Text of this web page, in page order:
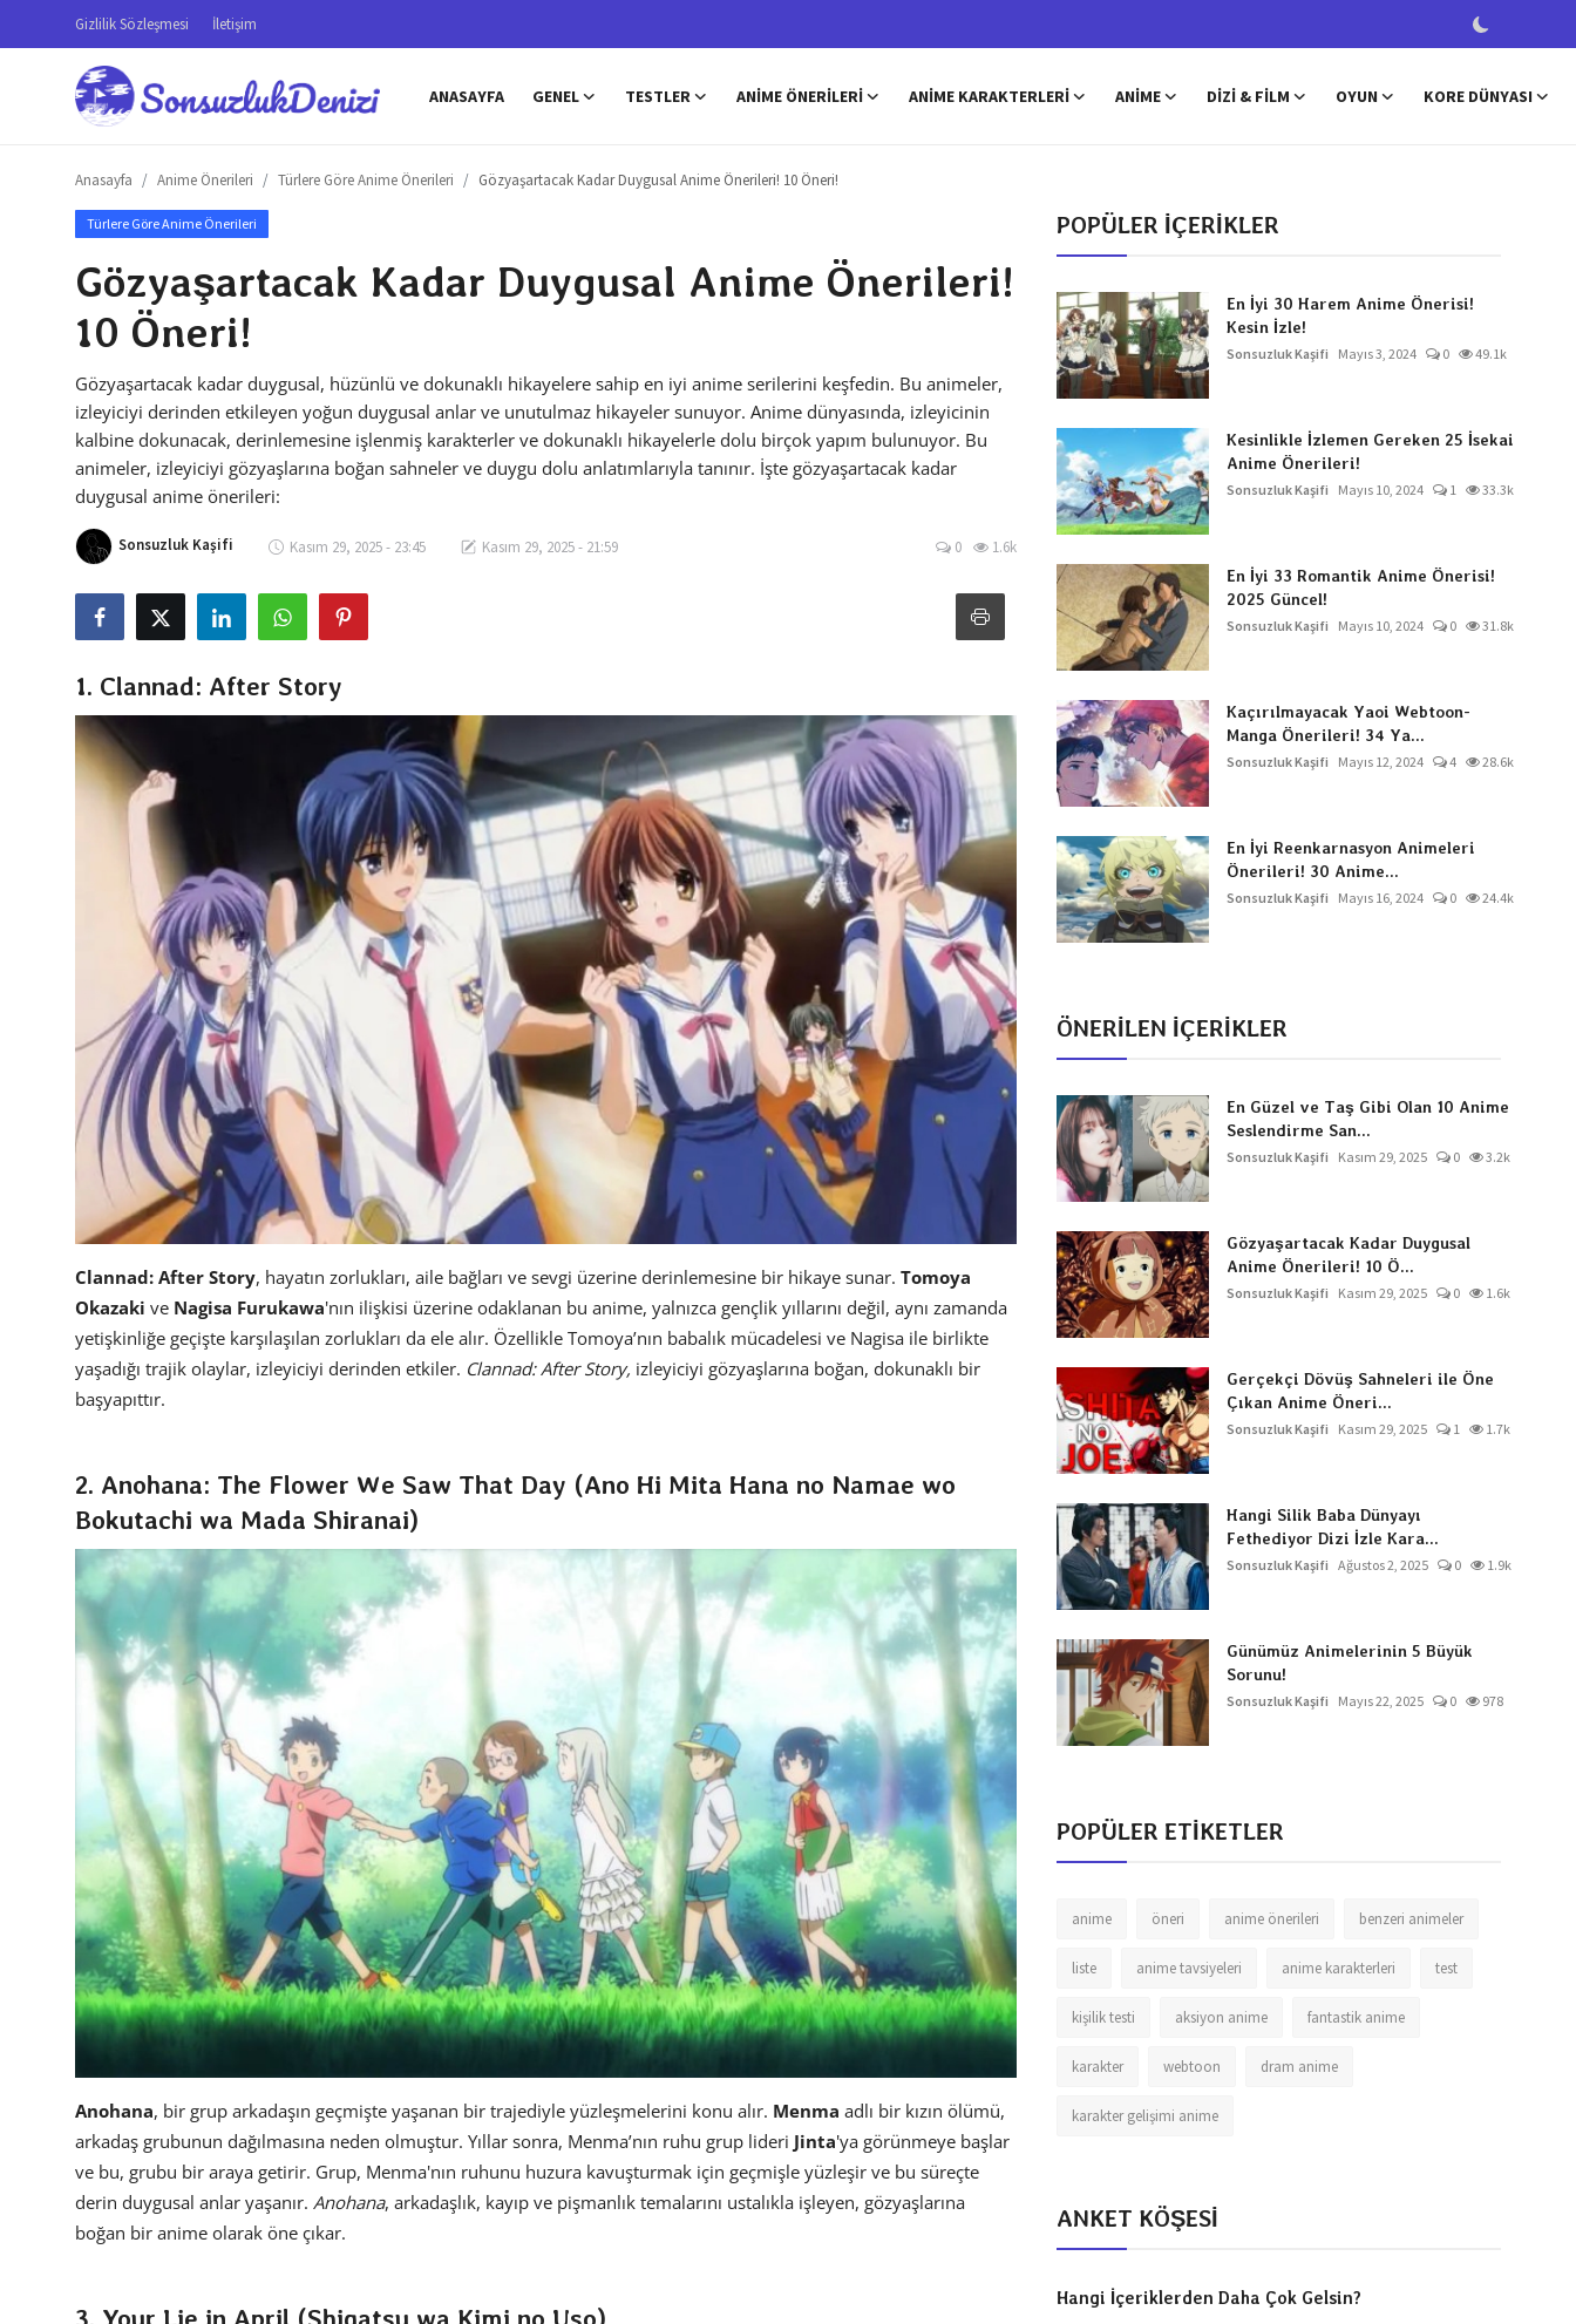
Gizlilik Sözleşmesi İletişim
ANASAYFA GENEL TESTLER ANIME ÖNERILERI ANIME KARAKTERLERI ANIME DIZI & FILM OYUN KORE DÜNYASI
Anime Önerileri
Anime Karakterleri
Dizi & Film
İncelemeler
Çizgi Film
Anasayfa Anime Önerileri Türlere Göre Anime Önerileri Gözyaşartacak Kadar Duygusal Anime Önerileri! 10 Öneri!
Türlere Göre Anime Önerileri
Gözyaşartacak Kadar Duygusal Anime Önerileri!
10 Öneri!
Gözyaşartacak kadar duygusal, hüzünlü ve dokunaklı hikayelere sahip en iyi anime serilerini keşfedin. Bu animeler,
izleyiciyi derinden etkileyen yoğun duygusal anlar ve unutulmaz hikayeler sunuyor. Anime dünyasında, izleyicinin
kalbine dokunacak, derinlemesine işlenmiş karakterler ve dokunaklı hikayelerle dolu birçok yapım bulunuyor. Bu
animeler, izleyiciyi gözyaşlarına boğan sahneler ve duygu dolu anlatımlarıyla tanınır. İşte gözyaşartacak kadar
duygusal anime önerileri:
Sonsuzluk Kaşifi Kasım 29, 2025 - 23:45 Kasım 29, 2025 - 21:59 0 1.6k
1. Clannad: After Story
Clannad: After Story, hayatın zorlukları, aile bağları ve sevgi üzerine derinlemesine bir hikaye sunar. Tomoya
Okazaki ve Nagisa Furukawa'nın ilişkisi üzerine odaklanan bu anime, yalnızca gençlik yıllarını değil, aynı zamanda
yetişkinliğe geçişte karşılaşılan zorlukları da ele alır. Özellikle Tomoya’nın babalık mücadelesi ve Nagisa ile birlikte
yaşadığı trajik olaylar, izleyiciyi derinden etkiler. Clannad: After Story, izleyiciyi gözyaşlarına boğan, dokunaklı bir
başyapıttır.
2. Anohana: The Flower We Saw That Day (Ano Hi Mita Hana no Namae wo
Bokutachi wa Mada Shiranai)
Anohana, bir grup arkadaşın geçmişte yaşanan bir trajediyle yüzleşmelerini konu alır. Menma adlı bir kızın ölümü,
arkadaş grubunun dağılmasına neden olmuştur. Yıllar sonra, Menma’nın ruhu grup lideri Jinta'ya görünmeye başlar
ve bu, grubu bir araya getirir. Grup, Menma'nın ruhunu huzura kavuşturmak için geçmişle yüzleşir ve bu süreçte
derin duygusal anlar yaşanır. Anohana, arkadaşlık, kayıp ve pişmanlık temalarını ustalıkla işleyen, gözyaşlarına
boğan bir anime olarak öne çıkar.
POPÜLER İÇERİKLER
En İyi 30 Harem Anime Önerisi!
Kesin İzle!
Sonsuzluk Kaşifi Mayıs 3, 2024 0 49.1k
Kesinlikle İzlemen Gereken 25 İsekai
Anime Önerileri!
Sonsuzluk Kaşifi Mayıs 10, 2024 1 33.3k
En İyi 33 Romantik Anime Önerisi!
2025 Güncel!
Sonsuzluk Kaşifi Mayıs 10, 2024 0 31.8k
Kaçırılmayacak Yaoi Webtoon-
Manga Önerileri! 34 Ya...
Sonsuzluk Kaşifi Mayıs 12, 2024 4 28.6k
En İyi Reenkarnasyon Animeleri
Önerileri! 30 Anime...
Sonsuzluk Kaşifi Mayıs 16, 2024 0 24.4k
ÖNERİLEN İÇERİKLER
En Güzel ve Taş Gibi Olan 10 Anime
Seslendirme San...
Sonsuzluk Kaşifi Kasım 29, 2025 0 3.2k
Gözyaşartacak Kadar Duygusal
Anime Önerileri! 10 Ö...
Sonsuzluk Kaşifi Kasım 29, 2025 0 1.6k
Gerçekçi Dövüş Sahneleri ile Öne
Çıkan Anime Öneri...
Sonsuzluk Kaşifi Kasım 29, 2025 1 1.7k
Hangi Silik Baba Dünyayı
Fethediyor Dizi İzle Kara...
Sonsuzluk Kaşifi Ağustos 2, 2025 0 1.9k
Günümüz Animelerinin 5 Büyük
Sorunu!
Sonsuzluk Kaşifi Mayıs 22, 2025 0 978
POPÜLER ETİKETLER
anime öneri anime önerileri benzeri animeler
liste anime tavsiyeleri anime karakterleri test
kişilik testi aksiyon anime fantastik anime
karakter webtoon dram anime
karakter gelişimi anime
ANKET KÖŞESİ
Hangi İçeriklerden Daha Çok Gelsin?